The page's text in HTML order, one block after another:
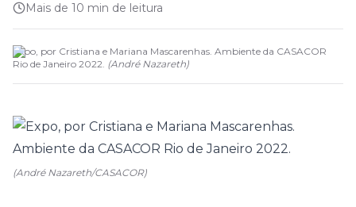
Mais de 10 min de leitura
Expo, por Cristiana e Mariana Mascarenhas. Ambiente da CASACOR
Rio de Janeiro 2022. (André Nazareth)
(André Nazareth/CASACOR)